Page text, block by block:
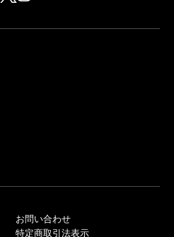
お問い合わせ
特定商取引法表示